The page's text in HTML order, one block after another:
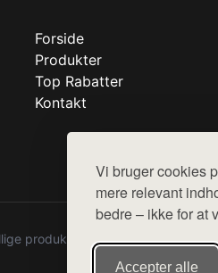
Vi bruger cookies
mere relevant
bedre – ikke for at
Accepter alle
Forside
Produkter
Top Rabatter
Kontakt
produkter fra diverse